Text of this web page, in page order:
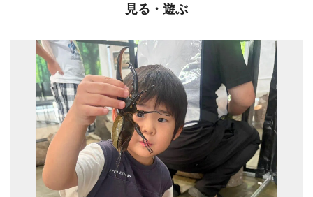
見る・遊ぶ